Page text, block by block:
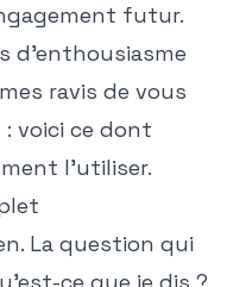
futur.
d'enthousiasme
ravis de vous
: voici ce dont
l'utiliser.
La question qui